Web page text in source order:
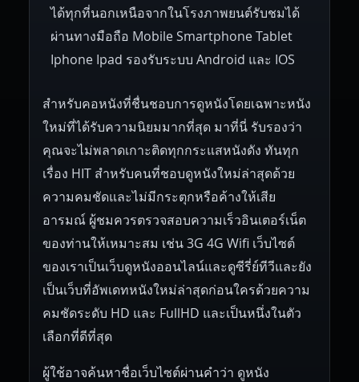
ได้ทุกที่นอกเหนือจากในโรงภาพยนต์รับชมได้
ผ่านทางมือถือ Mobile Smartphone Tablet
Iphone Ipad รองรับระบบ Android และ IOS
สำหรับคอหนังที่ชื่นชอบการดูหนังโดยเฉพาะหนัง
ใหม่ที่ได้รับความนิยมมากที่สุด มาที่นี่ รับรองว่า
คุณจะไม่พลาดเกาะติดทุกกระแสหนังดัง ทันทุก
เรื่อง HIT สำหรับคนที่ชอบดูหนังใหม่ล่าสุดด้วย
ความคมชัดและไม่มีกระตุกหรือค้างให้เสีย
อารมณ์ ผู้ชมควรตรวจสอบความเร็วอินเตอร์เน็ต
ของท่านให้เหมาะสม เช่น 3G 4G Wifi เว็บไซต์
ของเราเป็นเว็บดูหนังออนไลน์และดูซีรี่ย์ทีวีและยัง
เป็นเว็บที่อัพเดทหนังใหม่ล่าสุดก่อนใครด้วยความ
คมชัดระดับ HD และ FullHD และเป็นหนึ่งในตัว
เลือกที่ดีที่สุด
ผู้ใช้อาจค้นหาชื่อเว็บไซต์ผ่านคำว่า ดูหนัง